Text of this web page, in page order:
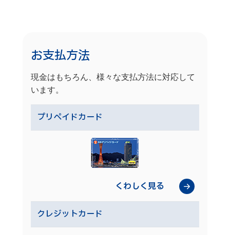
お支払方法
現金はもちろん、様々な支払方法に対応して
います。
プリペイドカード
くわしく見る
クレジットカード